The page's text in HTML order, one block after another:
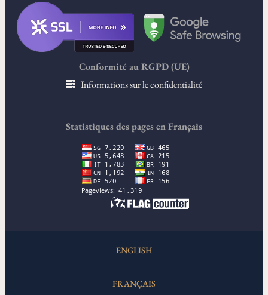
Conformité au RGPD (UE)
Informations sur le confidentialité
Statistiques des pages en Français
ENGLISH
FRANÇAIS